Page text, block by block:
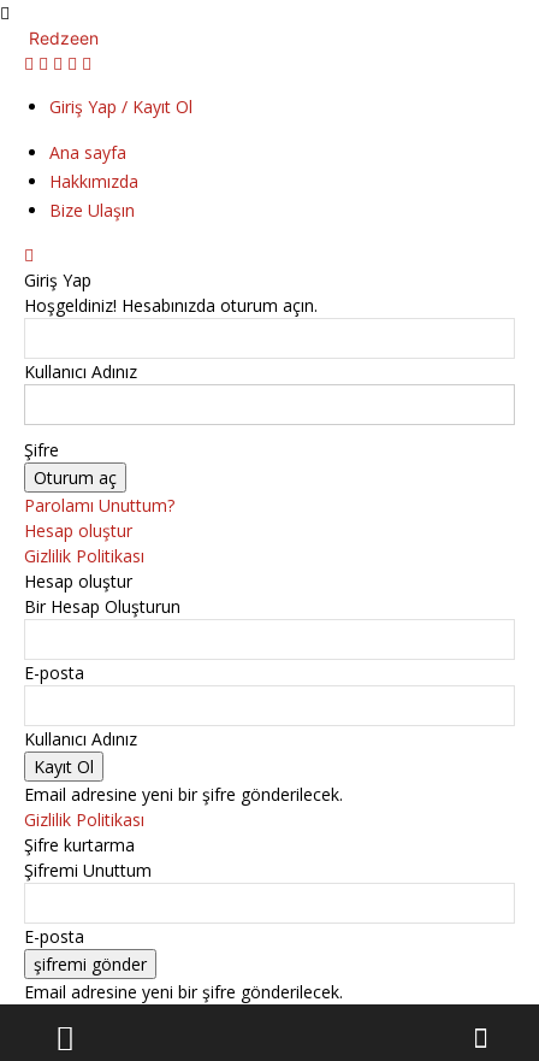
Redzeen
Giriş Yap / Kayıt Ol
Ana sayfa
Hakkımızda
Bize Ulaşın
Giriş Yap
Hoşgeldiniz! Hesabınızda oturum açın.
Kullanıcı Adınız
Şifre
Parolamı Unuttum?
Hesap oluştur
Gizlilik Politikası
Hesap oluştur
Bir Hesap Oluşturun
E-posta
Kullanıcı Adınız
Email adresine yeni bir şifre gönderilecek.
Gizlilik Politikası
Şifre kurtarma
Şifremi Unuttum
E-posta
Email adresine yeni bir şifre gönderilecek.